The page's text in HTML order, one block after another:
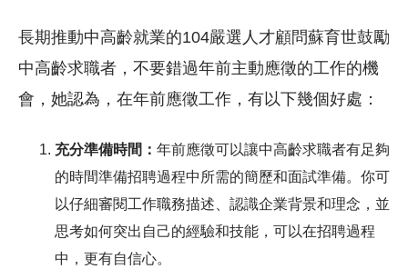
長期推動中高齡就業的104嚴選人才顧問蘇育世鼓勵
中高齡求職者，不要錯過年前主動應徵的工作的機
會，她認為，在年前應徵工作，有以下幾個好處：
充分準備時間： 年前應徵可以讓中高齡求職者有足夠
的時間準備招聘過程中所需的簡歷和面試準備。你可
以仔細審閱工作職務描述、認識企業背景和理念，並
思考如何突出自己的經驗和技能，可以在招聘過程
中，更有自信心。